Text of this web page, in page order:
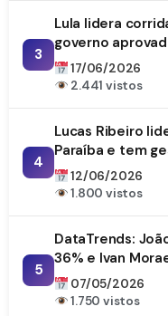
3
Lula lidera
governo
17/06/2026
2.441 vistos
4
Lucas Ribeiro
Paraíba e tem
DataTrends
12/06/2026
1.800 vistos
5
DataTrends:
36% e Ivan
07/05/2026
1.750 vistos